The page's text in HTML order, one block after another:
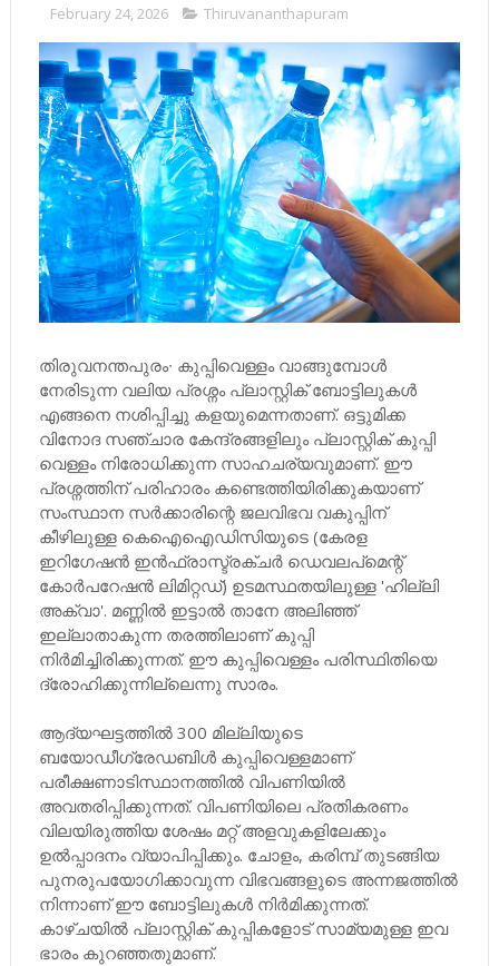
February 24, 2026 Thiruvananthapuram
തിരുവനന്തപുരം∙ കുപ്പിവെള്ളം വാങ്ങുമ്പോള്‍
നേരിടുന്ന വലിയ പ്രശ്നം പ്ലാസ്റ്റിക് ബോട്ടിലുകള്‍
എങ്ങനെ നശിപ്പിച്ചു കളയുമെന്നതാണ്. ഒട്ടുമിക്ക
വിനോദ സഞ്ചാര കേന്ദ്രങ്ങളിലും പ്ലാസ്റ്റിക് കുപ്പി
വെള്ളം നിരോധിക്കുന്ന സാഹചര്യവുമാണ്. ഈ
പ്രശ്നത്തിന് പരിഹാരം കണ്ടെത്തിയിരിക്കുകയാണ്
സംസ്ഥാന സര്‍ക്കാരിന്റെ ജലവിഭവ വകുപ്പിന്
കീഴിലുള്ള കെഐഐഡിസിയുടെ (കേരള
ഇറിഗേഷന്‍ ഇന്‍ഫ്രാസ്ട്രക്ചര്‍ ഡെവലപ്മെന്റ്
കോര്‍പറേഷന്‍ ലിമിറ്റഡ്) ഉടമസ്ഥതയിലുള്ള 'ഹില്ലി
അക്വാ'. മണ്ണില്‍ ഇട്ടാല്‍ താനേ അലിഞ്ഞ്
ഇല്ലാതാകുന്ന തരത്തിലാണ് കുപ്പി
നിര്‍മിച്ചിരിക്കുന്നത്. ഈ കുപ്പിവെള്ളം പരിസ്ഥിതിയെ
ദ്രോഹിക്കുന്നില്ലെന്നു സാരം.
ആദ്യഘട്ടത്തില്‍ 300 മില്ലിയുടെ
ബയോഡീഗ്രേഡബിള്‍ കുപ്പിവെള്ളമാണ്
പരീക്ഷണാടിസ്ഥാനത്തില്‍ വിപണിയില്‍
അവതരിപ്പിക്കുന്നത്. വിപണിയിലെ പ്രതികരണം
വിലയിരുത്തിയ ശേഷം മറ്റ് അളവുകളിലേക്കും
ഉല്‍പ്പാദനം വ്യാപിപ്പിക്കും. ചോളം, കരിമ്പ് തുടങ്ങിയ
പുനരുപയോഗിക്കാവുന്ന വിഭവങ്ങളുടെ അന്നജത്തില്‍
നിന്നാണ് ഈ ബോട്ടിലുകള്‍ നിര്‍മിക്കുന്നത്.
കാഴ്ചയില്‍ പ്ലാസ്റ്റിക് കുപ്പികളോട് സാമ്യമുള്ള ഇവ
ഭാരം കുറഞ്ഞതുമാണ്.